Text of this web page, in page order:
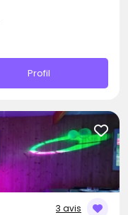
Profil
3 avis